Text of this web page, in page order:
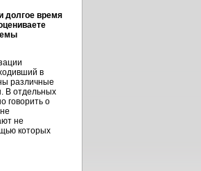
долгое время
в
различные
В отдельных
говорить о
не
которых